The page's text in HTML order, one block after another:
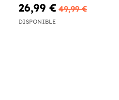
26,99 € 49,99 €
DISPONIBLE